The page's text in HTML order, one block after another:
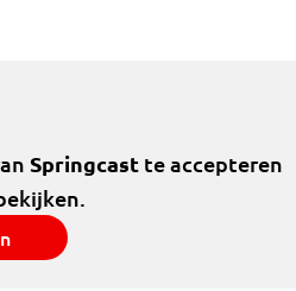
Springcastte accepteren